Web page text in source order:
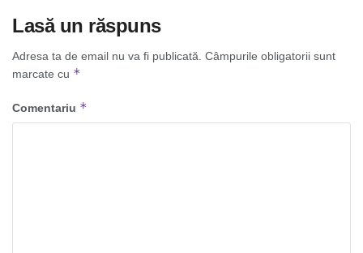
Lasă un răspuns
Adresa ta de email nu va fi publicată. Câmpurile obligatorii sunt
marcate cu *
Comentariu *